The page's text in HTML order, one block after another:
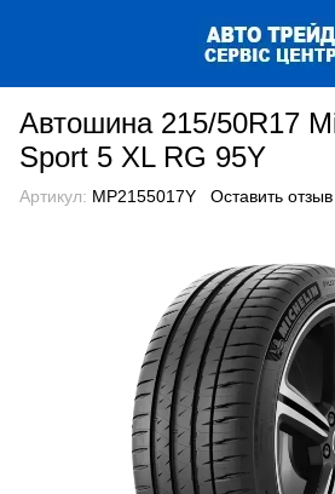
Автошина 215/50R17
Sport 5 XL RG 95Y
Артикул: MP2155017Y Оставить отзыв